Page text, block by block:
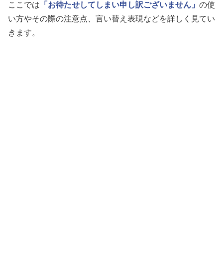
ここでは 「お待たせしてしまい申し訳ございません」 の使
い方やその際の注意点、言い替え表現などを詳しく見てい
きます。